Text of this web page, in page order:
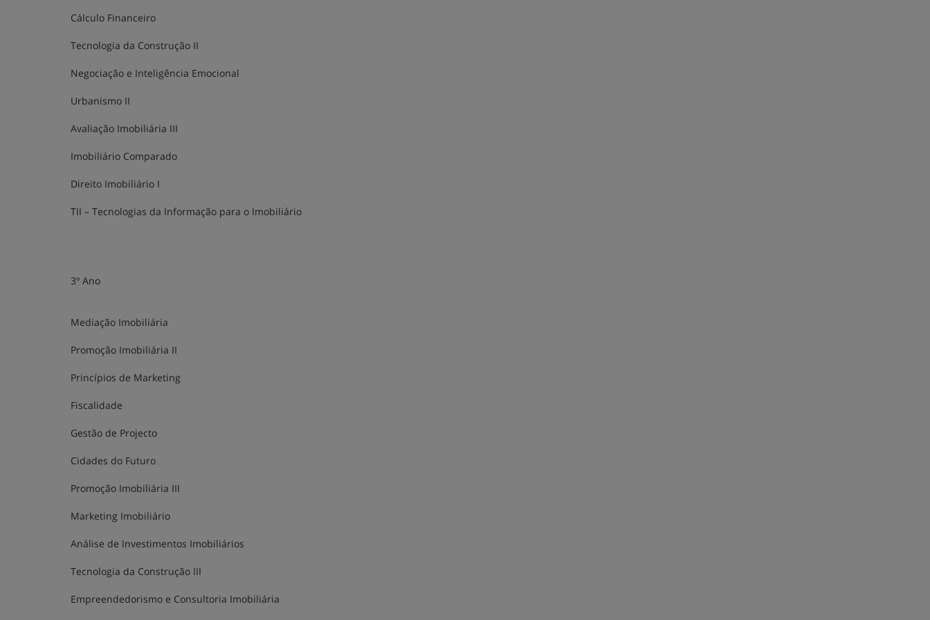
Cálculo Financeiro
Tecnologia da Construção II
Negociação e Inteligência Emocional
Urbanismo II
Avaliação Imobiliária III
Imobiliário Comparado
Direito Imobiliário I
TII – Tecnologias da Informação para o Imobiliário
3º Ano
Mediação Imobiliária
Promoção Imobiliária II
Princípios de Marketing
Fiscalidade
Gestão de Projecto
Cidades do Futuro
Promoção Imobiliária III
Marketing Imobiliário
Análise de Investimentos Imobiliários
Tecnologia da Construção III
Empreendedorismo e Consultoria Imobiliária